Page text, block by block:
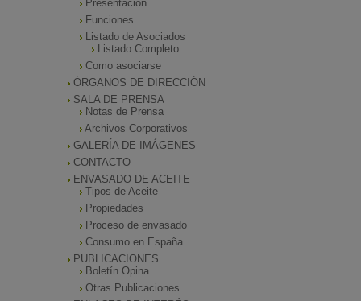
Presentación
Funciones
Listado de Asociados
Listado Completo
Como asociarse
ÓRGANOS DE DIRECCIÓN
SALA DE PRENSA
Notas de Prensa
Archivos Corporativos
GALERÍA DE IMÁGENES
CONTACTO
ENVASADO DE ACEITE
Tipos de Aceite
Propiedades
Proceso de envasado
Consumo en España
PUBLICACIONES
Boletín Opina
Otras Publicaciones